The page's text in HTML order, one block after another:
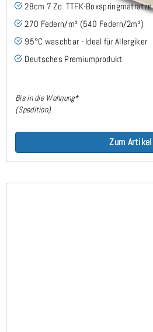
28cm 7 Zo. TTFK-Boxspringmatratze
270 Federn/m² (540 Federn/2m²)
95°C waschbar - Ideal für Allergiker
Deutsches Premiumprodukt
Bis in die Wohnung*
(Spedition)
Zum Artikel